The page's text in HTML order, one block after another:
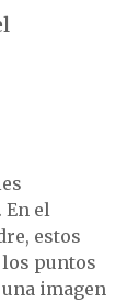
En el
estos
puntos
imagen